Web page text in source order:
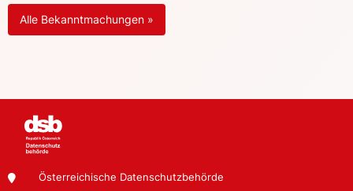
Alle Bekanntmachungen »
Österreichische Datenschutzbehörde